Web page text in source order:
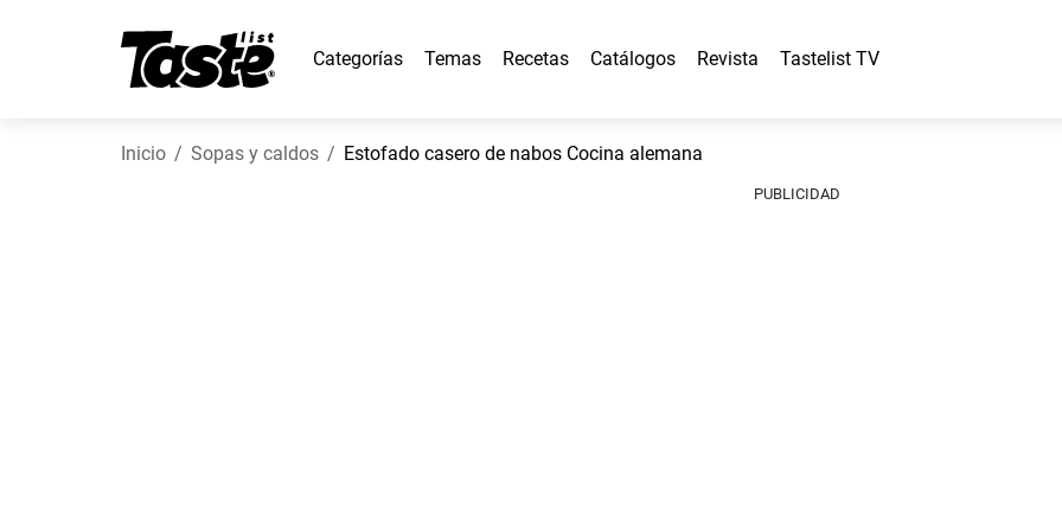
Categorías Temas Recetas Catálogos Revista Tastelist TV
Inicio Sopas y caldos Estofado casero de nabos Cocina alemana
PUBLICIDAD